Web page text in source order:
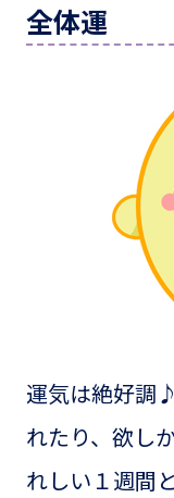
全体運
運気は絶好
れたり、欲し
れしい１週